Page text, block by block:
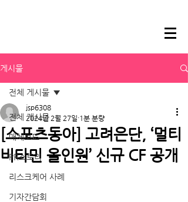
게시물
전체 게시물
매체보도
PR스토리
리스크케어 사례
기자간담회
전체 게시물
[스포츠동아] 고려은단, ‘멀티
비타민 올인원’ 신규 CF 공개
jsp6308
2024년 2월 27일 1분 분량